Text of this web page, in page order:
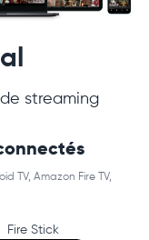
streaming
TV, Amazon Fire TV,
Fire Stick